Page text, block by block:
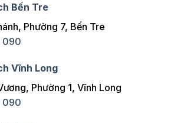
Bến Tre
Phường 7, Bến Tre
090
Vĩnh Long
Phường 1, Vĩnh Long
090